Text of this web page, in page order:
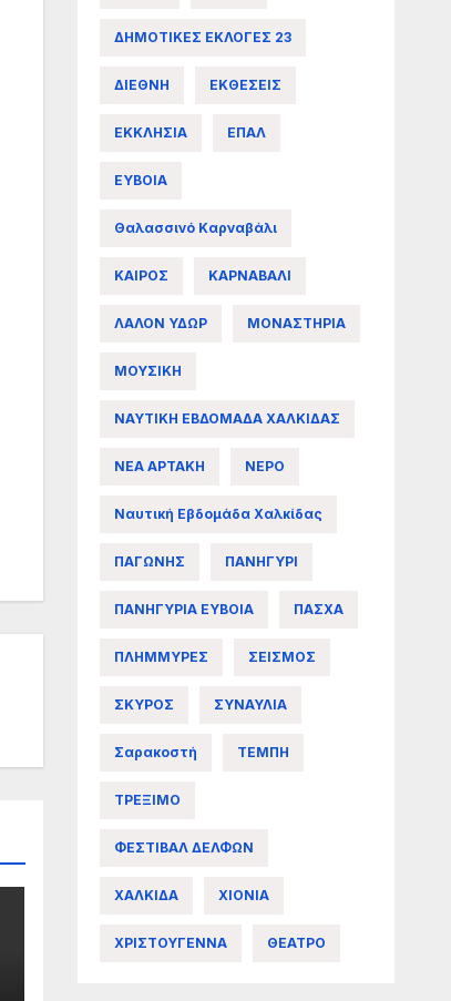
ΔΗΜΟΤΙΚΕΣ ΕΚΛΟΓΕΣ 23
ΔΙΕΘΝΗ ΕΚΘΕΣΕΙΣ
ΕΚΚΛΗΣΙΑ ΕΠΑΛ
ΕΥΒΟΙΑ
Θαλασσινό Καρναβάλι
ΚΑΙΡΟΣ ΚΑΡΝΑΒΑΛΙ
ΛΑΛΟΝ ΥΔΩΡ ΜΟΝΑΣΤΗΡΙΑ
ΜΟΥΣΙΚΗ
ΝΑΥΤΙΚΗ ΕΒΔΟΜΑΔΑ ΧΑΛΚΙΔΑΣ
ΝΕΑ ΑΡΤΑΚΗ ΝΕΡΟ
Ναυτική Εβδομάδα Χαλκίδας
ΠΑΓΩΝΗΣ ΠΑΝΗΓΥΡΙ
ΠΑΝΗΓΥΡΙΑ ΕΥΒΟΙΑ ΠΑΣΧΑ
ΠΛΗΜΜΥΡΕΣ ΣΕΙΣΜΟΣ
ΣΚΥΡΟΣ ΣΥΝΑΥΛΙΑ
Σαρακοστή ΤΕΜΠΗ
ΤΡΕΞΙΜΟ
ΦΕΣΤΙΒΑΛ ΔΕΛΦΩΝ
ΧΑΛΚΙΔΑ ΧΙΟΝΙΑ
ΧΡΙΣΤΟΥΓΕΝΝΑ ΘΕΑΤΡΟ